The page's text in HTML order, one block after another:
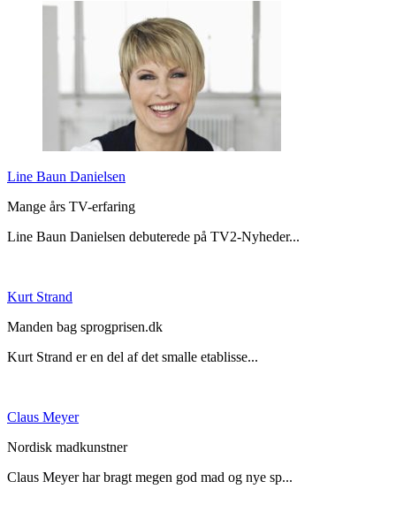
Line Baun Danielsen
Mange års TV-erfaring
Line Baun Danielsen debuterede på TV2-Nyheder...
Kurt Strand
Manden bag sprogprisen.dk
Kurt Strand er en del af det smalle etablisse...
Claus Meyer
Nordisk madkunstner
Claus Meyer har bragt megen god mad og nye sp...